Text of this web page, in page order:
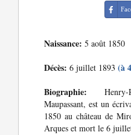
Naissance: 5 août 1850
Décès: 6 juillet 1893(à
Biographie: Henry-
Maupassant, est un
1850 au château de
Arques et mort le 6